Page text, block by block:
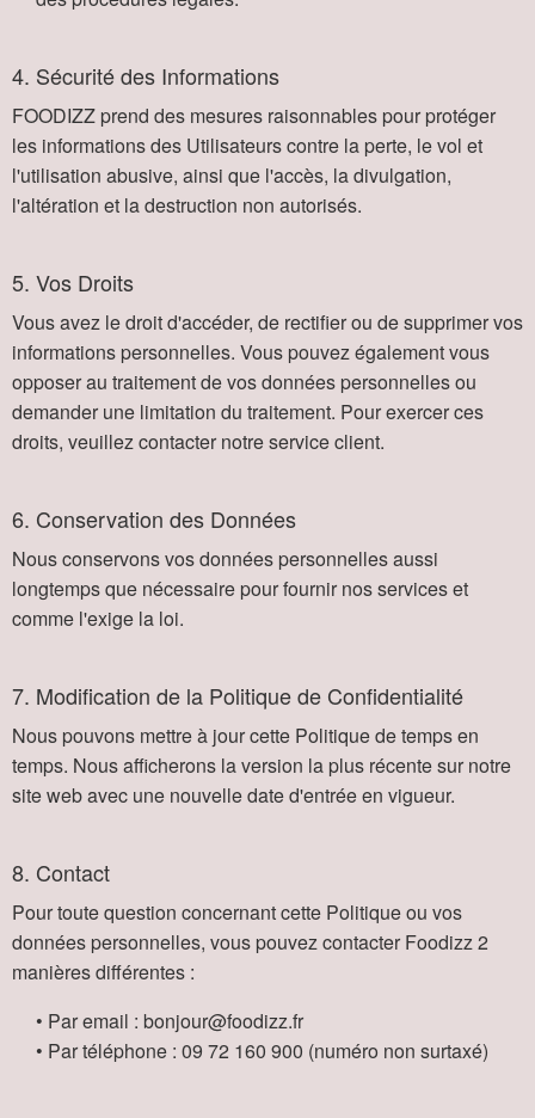
4. Sécurité des Informations
FOODIZZ prend des mesures raisonnables pour protéger
les informations des Utilisateurs contre la perte, le vol et
l'utilisation abusive, ainsi que l'accès, la divulgation,
l'altération et la destruction non autorisés.
5. Vos Droits
Vous avez le droit d'accéder, de rectifier ou de supprimer vos
informations personnelles. Vous pouvez également vous
opposer au traitement de vos données personnelles ou
demander une limitation du traitement. Pour exercer ces
droits, veuillez contacter notre service client.
6. Conservation des Données
Nous conservons vos données personnelles aussi
longtemps que nécessaire pour fournir nos services et
comme l'exige la loi.
7. Modification de la Politique de Confidentialité
Nous pouvons mettre à jour cette Politique de temps en
temps. Nous afficherons la version la plus récente sur notre
site web avec une nouvelle date d'entrée en vigueur.
8. Contact
Pour toute question concernant cette Politique ou vos
données personnelles, vous pouvez contacter Foodizz 2
manières différentes :
• Par email : rf.zzidoof@ruojnob
• Par téléphone : 009 061 27 90 (numéro non surtaxé)